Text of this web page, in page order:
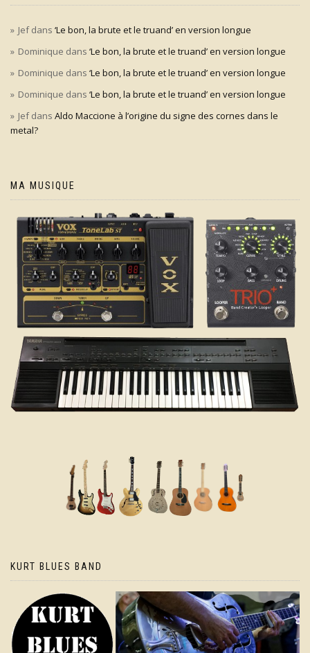
Jefdans ‘Le bon, la brute et le truand’ en version longue
Dominique dans ‘Le bon, la brute et le truand’ en version longue
Dominique dans ‘Le bon, la brute et le truand’ en version longue
Dominique dans ‘Le bon, la brute et le truand’ en version longue
Jefdans Aldo Maccione à l’origine du signe des cornes dans le
metal?
MA MUSIQUE
KURT BLUES BAND